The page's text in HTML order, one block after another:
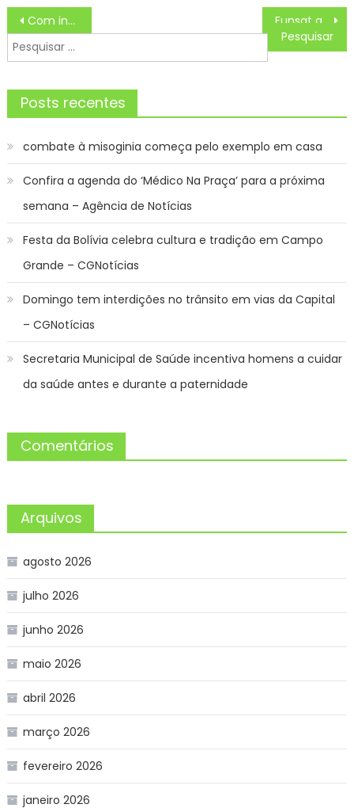
Navegação
de
Post
Com inclusão de surdos e equidade de gênero, mudanças são feitas na lei da Bolsa Atleta e Técnico
Pesquisar
por:
Posts recentes
combate à misoginia começa pelo exemplo em casa
Confira a agenda do ‘Médico Na Praça’ para a próxima
semana – Agência de Notícias
Festa da Bolívia celebra cultura e tradição em Campo
Grande – CGNotícias
Domingo tem interdições no trânsito em vias da Capital
– CGNotícias
Secretaria Municipal de Saúde incentiva homens a cuidar
da saúde antes e durante a paternidade
Comentários
Arquivos
agosto 2026
julho 2026
junho 2026
maio 2026
abril 2026
março 2026
fevereiro 2026
janeiro 2026